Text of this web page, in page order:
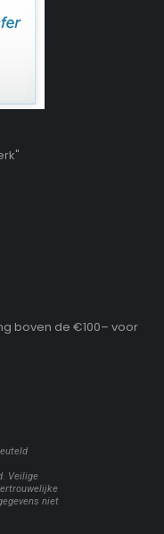
boven de €100– voor
Veilige
niet